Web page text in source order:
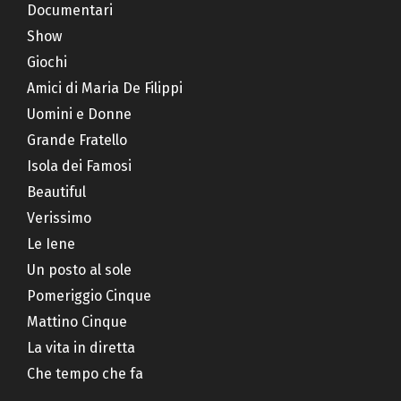
Documentari
Show
Giochi
Amici di Maria De Filippi
Uomini e Donne
Grande Fratello
Isola dei Famosi
Beautiful
Verissimo
Le Iene
Un posto al sole
Pomeriggio Cinque
Mattino Cinque
La vita in diretta
Che tempo che fa